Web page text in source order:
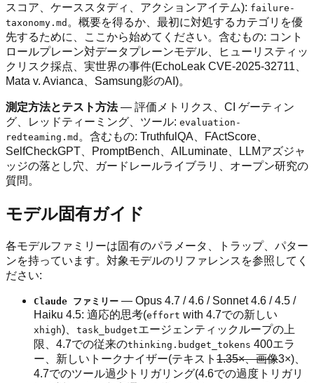
スコア、ケーススタディ、アクションアイテム): failure-
taxonomy.md 。概要を得るか、最初に対処するカテゴリを優
先するために、ここから始めてください。含むもの: コント
ロールプレーン対データプレーンモデル、ヒューリスティッ
クリスク採点、実世界の事件(EchoLeak CVE-2025-32711、
Mata v. Avianca、Samsung影のAI)。
測定方法とテスト方法— 評価メトリクス、CI ゲーティン
グ、レッドティーミング、ツール: evaluation-
redteaming.md 。含むもの: TruthfulQA、FActScore、
SelfCheckGPT、PromptBench、AILuminate、LLMアズジャ
ッジの落とし穴、ガードレールライブラリ、オープン研究の
質問。
モデル固有ガイド
各モデルファミリーは固有のパラメータ、トラップ、パター
ンを持っています。対象モデルのリファレンスを参照してく
ださい:
Claude ファミリー — Opus 4.7 / 4.6 / Sonnet 4.6 / 4.5 /
Haiku 4.5: 適応的思考(effort with 4.7での新しい
xhigh)、 task_budgetエージェンティックループの上
限、4.7での従来のthinking.budget_tokens 400エラ
ー、新しいトークナイザー(テキスト 1.35×、画像3×)、
4.7でのツール過少トリガリング(4.6での過度トリガリ